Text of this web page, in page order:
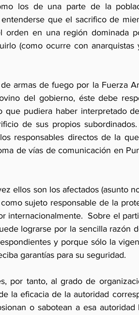
los de una parte de la
que el sacrifico de
orden en una región dominada
(como ocurre con anarquistas
armas de fuego por la Fuerza
del gobierno, éste debe
pudiera haber interpretado
de sus propios
responsables directos de la
de vías de comunicación en
ellos son los afectados (asunto
sujeto responsable de la
internacionalmente.  Sobre el
lograrse por la sencilla razón
y porque sólo la
garantías para su seguridad.
por tanto, al grado de
la eficacia de la autoridad
o sabotean a esa